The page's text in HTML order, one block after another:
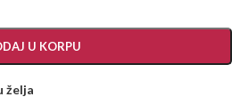
U KORPU
želja